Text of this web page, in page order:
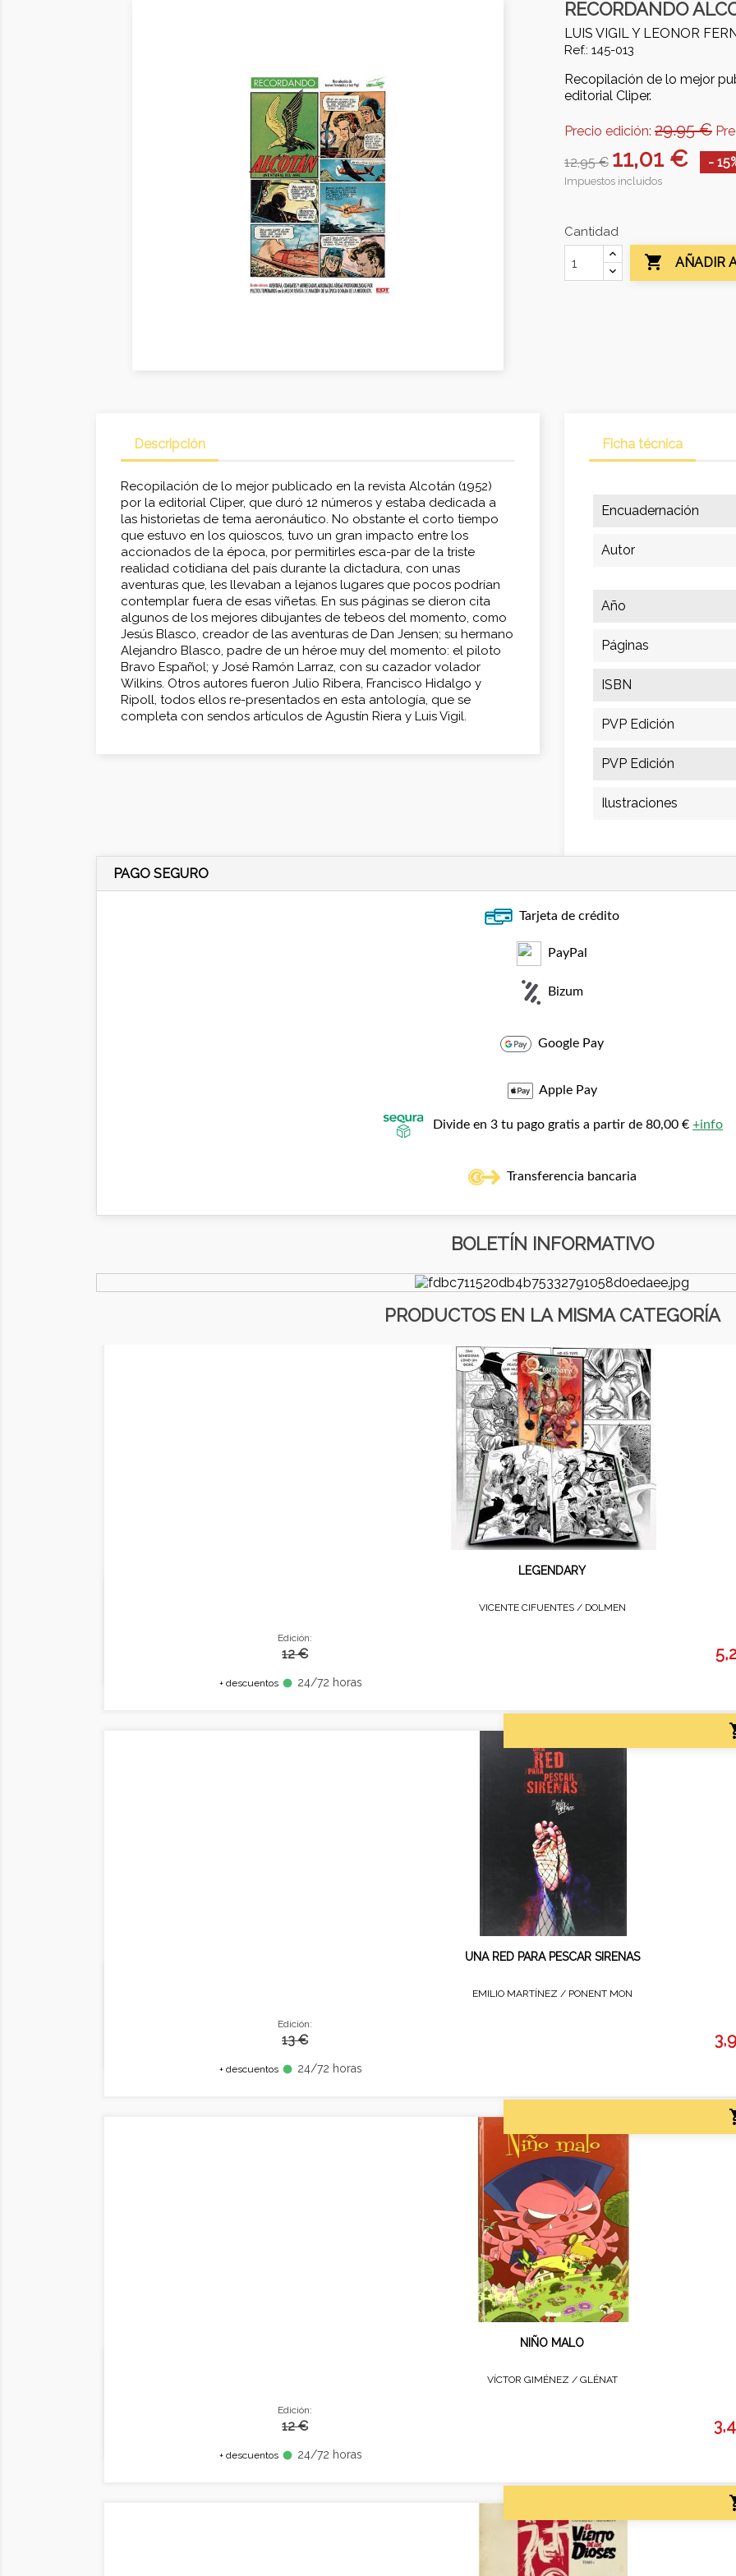
RECORDANDO
LUIS VIGIL Y LEONOR
Ref.: 145-013
Recopilación de lo mejor
editorial Cliper.
Precio edición: 29.95 €
12,95 € 11,01 € -
Impuestos incluidos
Cantidad
 AÑADIR
Descripción
Recopilación de lo mejor publicado en la revista Alcotán (1952)
por la editorial Cliper, que duró 12 números y estaba dedicada a
las historietas de tema aeronáutico. No obstante el corto tiempo
que estuvo en los quioscos, tuvo un gran impacto entre los
accionados de la época, por permitirles esca-par de la triste
realidad cotidiana del país durante la dictadura, con unas
aventuras que, les llevaban a lejanos lugares que pocos podrían
contemplar fuera de esas viñetas. En sus páginas se dieron cita
algunos de los mejores dibujantes de tebeos del momento, como
Jesús Blasco, creador de las aventuras de Dan Jensen; su hermano
Alejandro Blasco, padre de un héroe muy del momento: el piloto
Bravo Español; y José Ramón Larraz, con su cazador volador
Wilkins. Otros autores fueron Julio Ribera, Francisco Hidalgo y
Ripoll, todos ellos re-presentados en esta antología, que se
completa con sendos artículos de Agustín Riera y Luis Vigil.
Ficha técnica
Encuadernación
Autor
Año
Páginas
ISBN
PVP Edición
PVP Edición
Ilustraciones
PAGO SEGURO
Tarjeta de crédito
PayPal
Bizum
Google Pay
Apple Pay
Divide en 3 tu pago gratis a partir de 80,00 € +info
Transferencia bancaria
BOLETÍN INFORMATIVO
PRODUCTOS EN LA MISMA CATEGORÍA
LEGENDARY
VICENTE CIFUENTES / DOLMEN
Edición:
12 €
+ descuentos fiber_manual_record 24/72 horas
UNA RED PARA PESCAR SIRENAS
EMILIO MARTÍNEZ / PONENT MON
Edición:
13 €
+ descuentos fiber_manual_record 24/72 horas
NIÑO MALO
VÍCTOR GIMÉNEZ / GLÉNAT
Edición:
12 €
+ descuentos fiber_manual_record 24/72 horas